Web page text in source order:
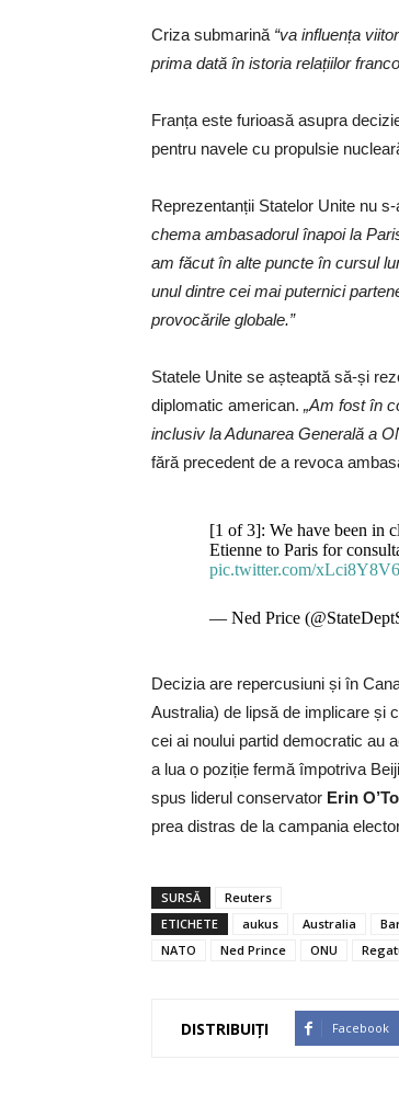
Criza submarină “va influența
prima dată în istoria relațiilor
Franța este furioasă asupra
pentru navele cu propulsie
Reprezentanții Statelor Unite nu
chema ambasadorul înapoi la
am făcut în alte puncte în cursul
unul dintre cei mai puternici
provocările globale.”
Statele Unite se așteaptă să-și
diplomatic american. „Am fost în
inclusiv la Adunarea Generală a
fără precedent de a revoca
[1 of 3]: We have been in
Etienne to Paris for
pic.twitter.com/
— Ned Price
Decizia are repercusiuni și în
Australia) de lipsă de implicare și
cei ai noului partid democratic au
a lua o poziție fermă împotriva
spus liderul conservator Erin
prea distras de la campania
SURSĂ
Reuters
ETICHETE
aukus Australia
NATO
Ned Prince ONU
DISTRIBUIȚI Facebook